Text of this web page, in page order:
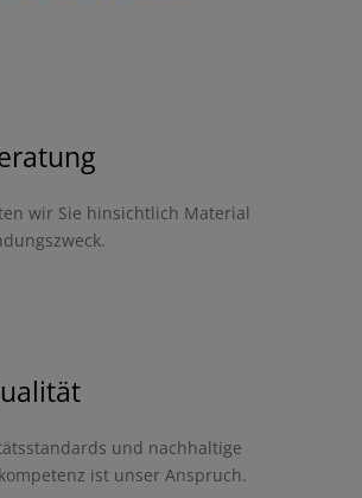
wir Sie hinsichtlich Material
und nachhaltige
ist unser Anspruch.